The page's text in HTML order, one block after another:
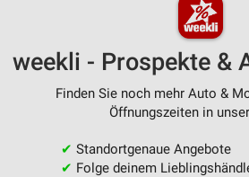
weekli - Prospekte &
Finden Sie noch mehr Auto &
Öffnungszeiten in
✔ Standortgenaue Angebote
✔ Folge deinem